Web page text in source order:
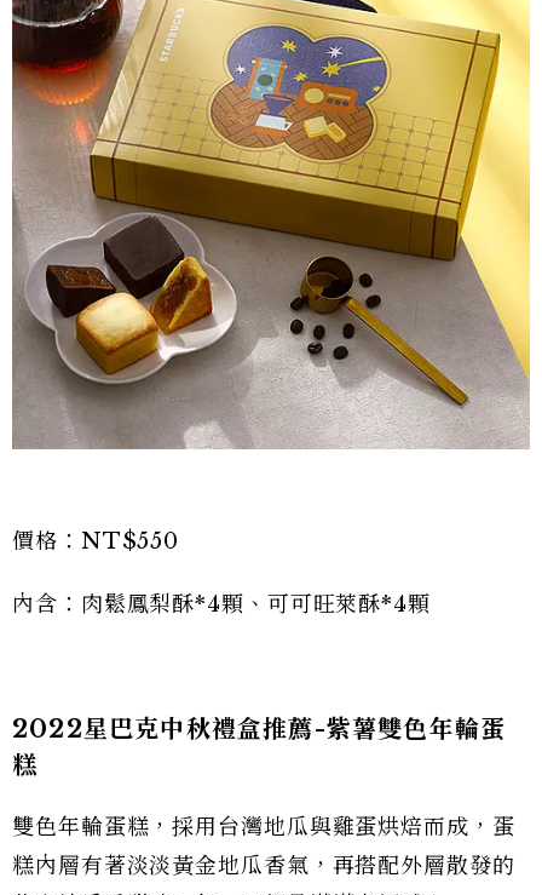
價格：NT$550
內含：肉鬆鳳梨酥*4顆、可可旺萊酥*4顆
2022星巴克中秋禮盒推薦-紫薯雙色年輪蛋
糕
雙色年輪蛋糕，採用台灣地瓜與雞蛋烘焙而成，蛋
糕內層有著淡淡黃金地瓜香氣，再搭配外層散發的